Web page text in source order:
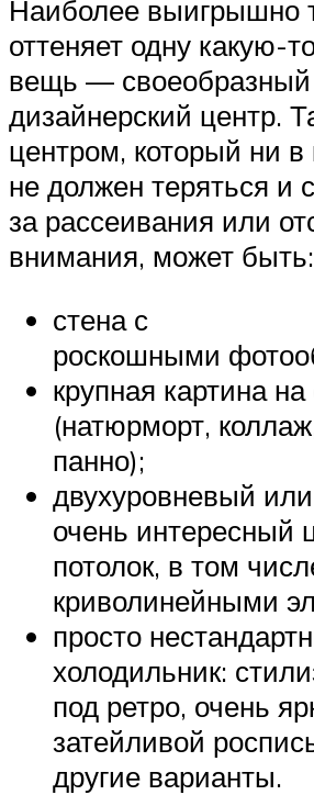
Наиболее выигрышно
оттеняет одну какую-
вещь — своеобразный
дизайнерский центр.
центром, который ни в
не должен теряться и
за рассеивания или
внимания, может быть:
стена с
роскошными
крупная картина на
(натюрморт,
панно);
двухуровневый
очень интересный
потолок, в том
криволинейными
просто
холодильник:
под ретро, очень
затейливой
другие варианты.